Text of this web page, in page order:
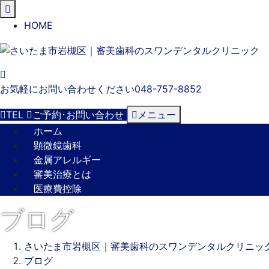
じ
HOME
お気軽にお問い合わせください048-757-8852
TEL ご予約･ お問い合わせ
メニュー
ホーム
顕微鏡歯科
金属アレルギー
審美治療とは
医療費控除
ブログ
さいたま市岩槻区｜審美歯科のスワンデンタルクリニッ
ブログ